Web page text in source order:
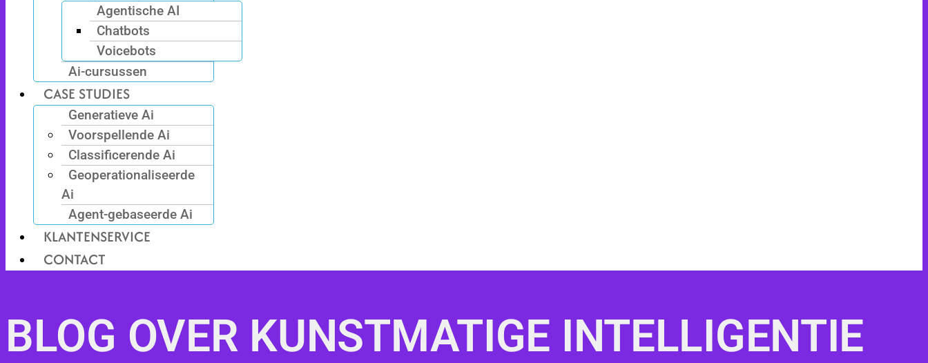
Agentische AI
Chatbots
Voicebots
Ai-cursussen
CASE STUDIES
Generatieve Ai
Voorspellende Ai
Classificerende Ai
Geoperationaliseerde
Ai
Agent-gebaseerde Ai
KLANTENSERVICE
CONTACT
BLOG OVER KUNSTMATIGE INTELLIGENTIE